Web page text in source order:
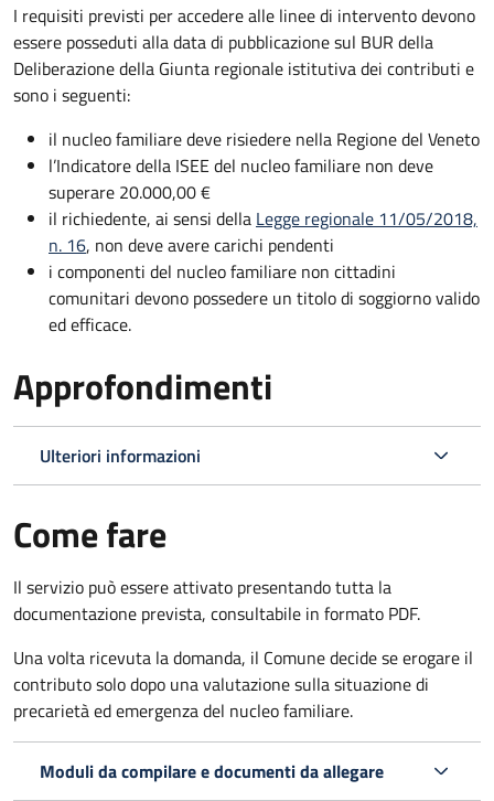
I requisiti previsti per accedere alle linee di intervento devono
essere posseduti alla data di pubblicazione sul BUR della
Deliberazione della Giunta regionale istitutiva dei contributi e
sono i seguenti:
il nucleo familiare deve risiedere nella Regione del Veneto
l’Indicatore della ISEE del nucleo familiare non deve
superare 20.000,00 €
il richiedente, ai sensi della Legge regionale 11/05/2018,
n. 16, non deve avere carichi pendenti
i componenti del nucleo familiare non cittadini
comunitari devono possedere un titolo di soggiornovalido
ed efficace.
Approfondimenti
Ulteriori informazioni
Come fare
Il servizio può essere attivato presentando tutta la
documentazione prevista, consultabile in formato PDF.
Una volta ricevuta la domanda, il Comune decide se erogare il
contributo solo dopo una valutazione sulla situazione di
precarietà ed emergenza del nucleo familiare.
Moduli da compilare e documenti da allegare